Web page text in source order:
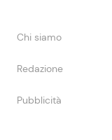
Chi siamo
Redazione
Pubblicità